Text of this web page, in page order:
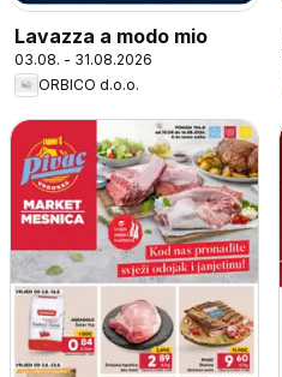
Lavazza a modo mio
03.08. - 31.08.2026
ORBICO d.o.o.